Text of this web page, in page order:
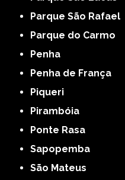
Parque São Rafael
Parque do Carmo
Penha
Penha de França
Piqueri
Pirambóia
Ponte Rasa
Sapopemba
São Mateus